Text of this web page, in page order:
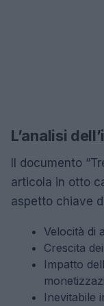
L’analisi
Il documento
articola in otto
aspetto chiave
Velocità di
Crescita
Impatto
Inevitabile